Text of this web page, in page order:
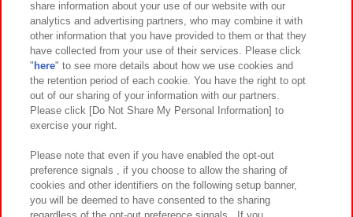
関連会社 サステナビリティ サイトポリシー
プライバシーポリシー ウェブアクセシビリティ方針と検証結果
お取引先さまとともに
カスタマーハラスメント対応方針 よくあるご質問・お問い合わせ
share information about your use of our website with our
analytics and advertising partners, who may combine it with
other information that you have provided to them or that they
have collected from your use of their services. Please click
" here" to see more details about how we use cookies and
the retention period of each cookie. You have the right to opt
out of our sharing of your information with our partners.
Please click [Do Not Share My Personal Information] to
exercise your right.
Please note that even if you have enabled the opt-out
preference signals , if you choose to allow the sharing of
cookies and other identifiers on the following setup banner,
you will be deemed to have consented to the sharing